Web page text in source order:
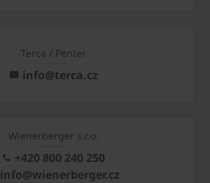
Terca / Penter
info@terca.cz
Wienerberger s.r.o.
+420 800 240 250
info@wienerberger.cz